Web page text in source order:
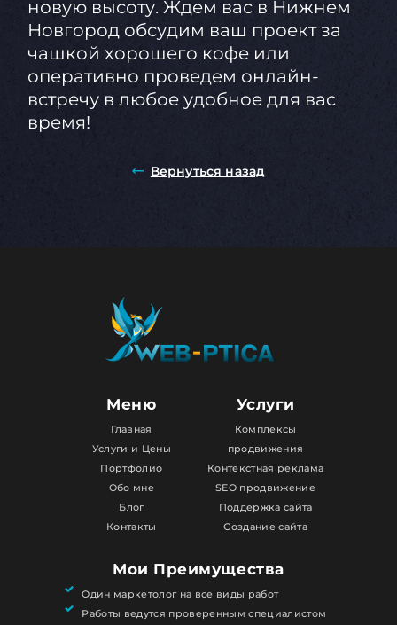
новую высоту. Ждем вас в Нижнем
Новгород обсудим ваш проект за
чашкой хорошего кофе или
оперативно проведем онлайн-
встречу в любое удобное для вас
время!
Вернуться назад
Меню
Главная
Услуги и Цены
Портфолио
Обо мне
Блог
Контакты
Услуги
Комплексы
продвижения
Контекстная реклама
SEO продвижение
Поддержка сайта
Создание сайта
Мои Преимущества
Один маркетолог на все виды работ
Работы ведутся проверенным специалистом